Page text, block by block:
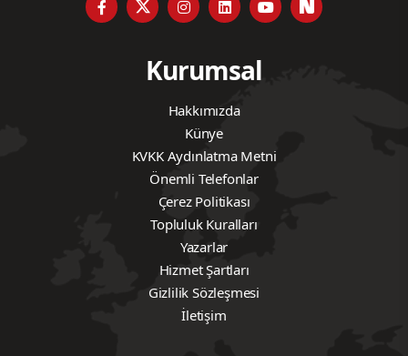
Kurumsal
Hakkımızda
Künye
KVKK Aydınlatma Metni
Önemli Telefonlar
Çerez Politikası
Topluluk Kuralları
Yazarlar
Hizmet Şartları
Gizlilik Sözleşmesi
İletişim